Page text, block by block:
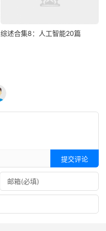
综述合集8：人工智能20篇
提交评论